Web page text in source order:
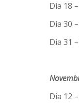
Dia 18
Dia 30
Dia 31
Dia 12